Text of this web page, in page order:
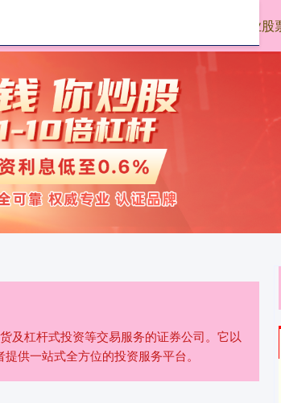
配资专业
及杠杆式投资等交易服务的证券公司。它以
供一站式全方位的投资服务平台。